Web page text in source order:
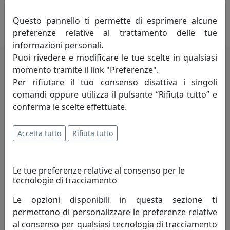
personale e raffinata a ogni collezione.
Potrebbero interessarti
CONSOLLE IN STILE MODERNO EXSODUS ZEUS, COD.
0CO2939C26
Arti e Mestieri
Questo pannello ti permette di esprimere alcune
preferenze relative al trattamento delle tue
informazioni personali.
Puoi rivedere e modificare le tue scelte in qualsiasi
momento tramite il link "Preferenze".
Per rifiutare il tuo consenso disattiva i singoli
comandi oppure utilizza il pulsante “Rifiuta tutto” e
conferma le scelte effettuate.
Accetta tutto Rifiuta tutto
Le tue preferenze relative al consenso per le
tecnologie di tracciamento
Le opzioni disponibili in questa sezione ti
permettono di personalizzare le preferenze relative
al consenso per qualsiasi tecnologia di tracciamento